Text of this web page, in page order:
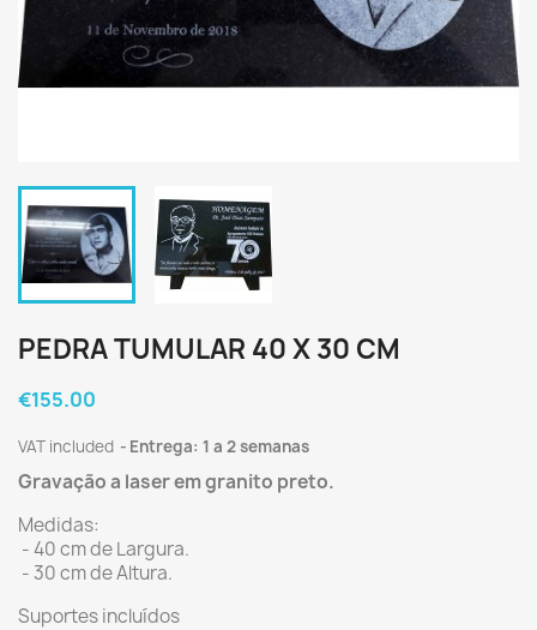
PEDRA TUMULAR 40 X 30 CM
€155.00
VAT included Entrega: 1 a 2 semanas
Gravação a laser em granito preto.
Medidas:
- 40 cm de Largura.
- 30 cm de Altura.
Suportes incluídos